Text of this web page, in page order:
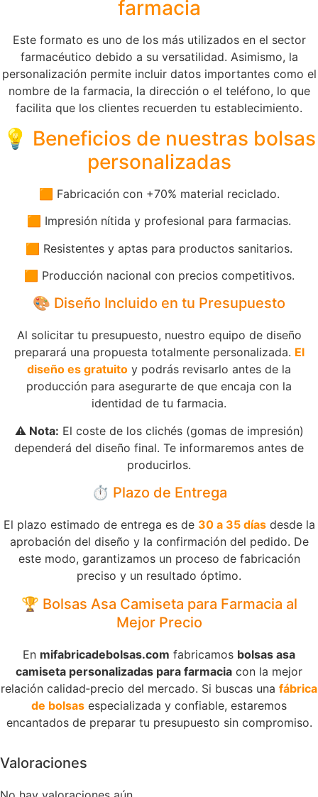
farmacia
Este formato es uno de los más utilizados en el sector
farmacéutico debido a su versatilidad. Asimismo, la
personalización permite incluir datos importantes como el
nombre de la farmacia, la dirección o el teléfono, lo que
facilita que los clientes recuerden tu establecimiento.
💡 Beneficios de nuestras bolsas
personalizadas
🟧 Fabricación con +70% material reciclado.
🟧 Impresión nítida y profesional para farmacias.
🟧 Resistentes y aptas para productos sanitarios.
🟧 Producción nacional con precios competitivos.
🎨 Diseño Incluido en tu Presupuesto
Al solicitar tu presupuesto, nuestro equipo de diseño
preparará una propuesta totalmente personalizada. El
diseño es gratuito y podrás revisarlo antes de la
producción para asegurarte de que encaja con la
identidad de tu farmacia.
⚠️ Nota: El coste de los clichés (gomas de impresión)
dependerá del diseño final. Te informaremos antes de
producirlos.
⏱️ Plazo de Entrega
El plazo estimado de entrega es de 30 a 35 díasdesde la
aprobación del diseño y la confirmación del pedido. De
este modo, garantizamos un proceso de fabricación
preciso y un resultado óptimo.
🏆 Bolsas Asa Camiseta para Farmacia al
Mejor Precio
En mifabricadebolsas.com fabricamos bolsas asa
camiseta personalizadas para farmacia con la mejor
relación calidad‑precio del mercado. Si buscas una fábrica
de bolsas especializada y confiable, estaremos
encantados de preparar tu presupuesto sin compromiso.
Valoraciones